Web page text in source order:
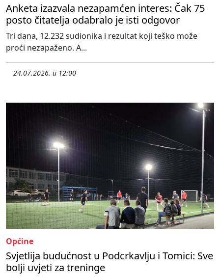
Anketa izazvala nezapamćen interes: Čak 75
posto čitatelja odabralo je isti odgovor
Tri dana, 12.232 sudionika i rezultat koji teško može
proći nezapaženo. A...
24.07.2026. u 12:00
Općine
Svjetlija budućnost u Podcrkavlju i Tomici: Sve
bolji uvjeti za treninge